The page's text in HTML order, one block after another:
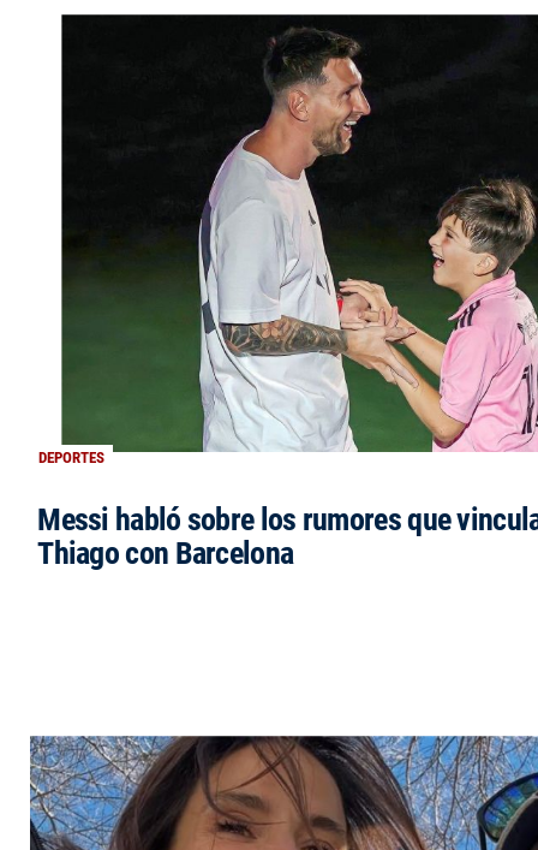
DEPORTES
Messi habló sobre los rumores que
Thiago con Barcelona